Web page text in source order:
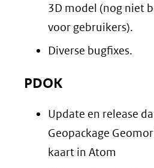
3D model (nog niet
voor gebruikers).
Diverse bugfixes.
PDOK
Update en release
Geopackage
kaart in Atom